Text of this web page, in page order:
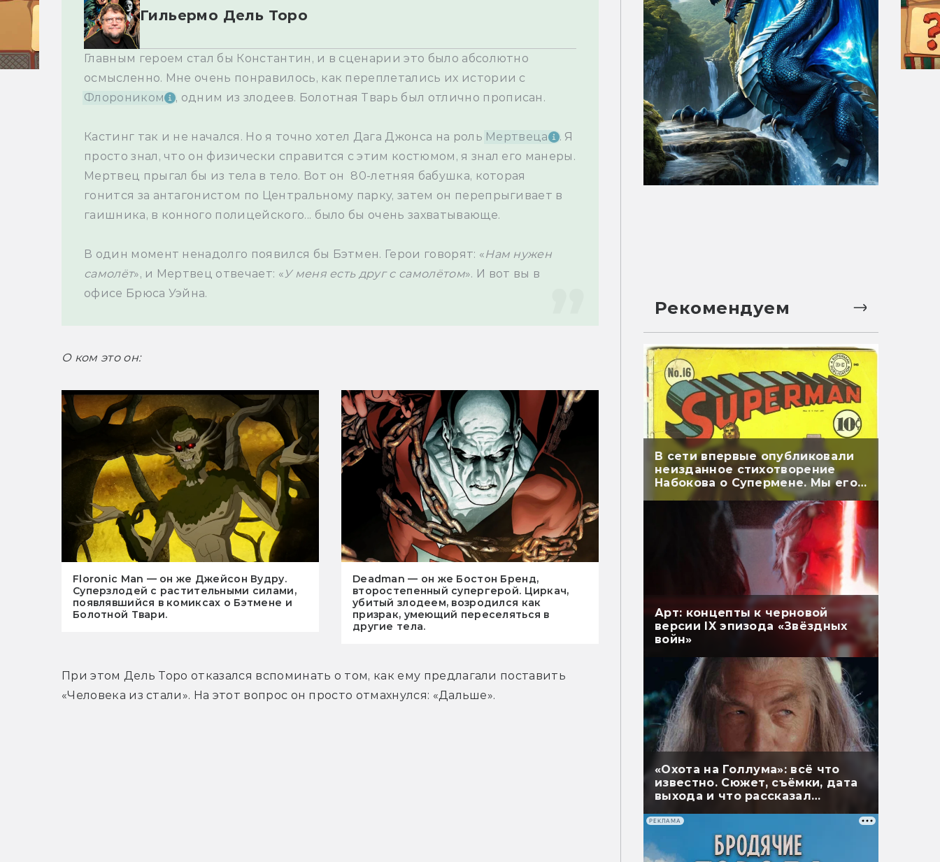
Гильермо Дель Торо
Главным героем стал бы Константин, и в сценарии это было абсолютно
осмысленно. Мне очень понравилось, как переплетались их истории с
Флороником
, одним из злодеев. Болотная Тварь был отлично прописан.
Кастинг так и не начался. Но я точно хотел Дага Джонса на роль Мертвеца
. Я
просто знал, что он физически справится с этим костюмом, я знал его манеры.
Мертвец прыгал бы из тела в тело. Вот он  80-летняя бабушка, которая
гонится за антагонистом по Центральному парку, затем он перепрыгивает в
гаишника, в конного полицейского... было бы очень захватывающе.
В один момент ненадолго появился бы Бэтмен. Герои говорят: «Нам нужен
самолёт», и Мертвец отвечает: «У меня есть друг с самолётом». И вот вы в
офисе Брюса Уэйна.
О ком это он:
Floronic Man — он же Джейсон Вудру.
Суперзлодей с растительными силами,
появлявшийся в комиксах о Бэтмене и
Болотной Твари.
Deadman — он же Бостон Бренд,
второстепенный супергерой. Циркач,
убитый злодеем, возродился как
призрак, умеющий переселяться в
другие тела.
При этом Дель Торо отказался вспоминать о том, как ему предлагали поставить
«Человека из стали». На этот вопрос он просто отмахнулся: «Дальше».
Рекомендуем
В сети впервые опубликовали
неизданное стихотворение
Набокова о Супермене. Мы его
перевели
Арт: концепты к черновой
версии IX эпизода «Звёздных
войн»
«Охота на Голлума»: всё что
известно. Сюжет, съёмки, дата
выхода и что рассказал
РЕКЛАМА